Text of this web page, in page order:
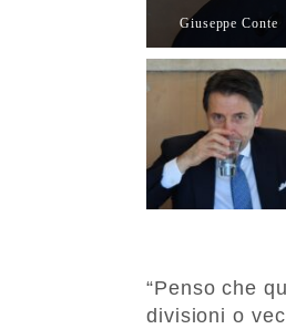
Giuseppe Conte
“Penso che
divisioni o